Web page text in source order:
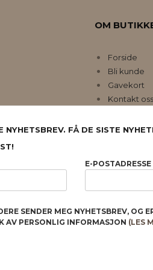
OM
Forside
Bli kunde
Gavekort
Kontakt oss
SIKKERHET OG PERSONVERN
du får en bedre kjøpsopplevelse og vi kan
og huske hva du har puttet i
ellerendre innstillinger for cookies.
NYHETSBREV. FÅ DE SISTE
E-POSTADRESSE
SENDER MEG NYHETSBREV, OG
AV PERSONLIG INFORMASJON (LES